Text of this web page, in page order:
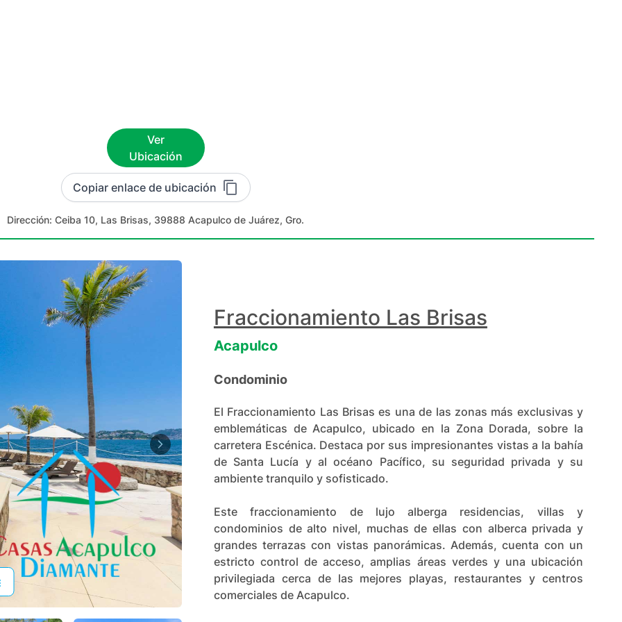
Ver
Ubicación
Copiar enlace de ubicación
Dirección: Ceiba 10, Las Brisas, 39888 Acapulco de Juárez, Gro.
Fraccionamiento Las Brisas
Acapulco
Condominio
El Fraccionamiento Las Brisas es una de las zonas más exclusivas y
emblemáticas de Acapulco, ubicado en la Zona Dorada, sobre la
carretera Escénica. Destaca por sus impresionantes vistas a la bahía
de Santa Lucía y al océano Pacífico, su seguridad privada y su
ambiente tranquilo y sofisticado.
Este fraccionamiento de lujo alberga residencias, villas y
condominios de alto nivel, muchas de ellas con alberca privada y
grandes terrazas con vistas panorámicas. Además, cuenta con un
estricto control de acceso, amplias áreas verdes y una ubicación
privilegiada cerca de las mejores playas, restaurantes y centros
comerciales de Acapulco.